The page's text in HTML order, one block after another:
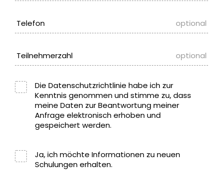
Telefon optional
Teilnehmerzahl optional
Die Datenschutzrichtlinie habe ich zur
Kenntnis genommen und stimme zu, dass
meine Daten zur Beantwortung meiner
Anfrage elektronisch erhoben und
gespeichert werden.
Ja, ich möchte Informationen zu neuen
Schulungen erhalten.